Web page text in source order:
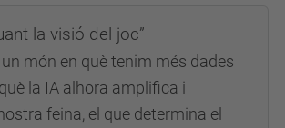
la visió del joc”
un món en què tenim més dades
la IA alhora amplifica i
feina, el que determina el